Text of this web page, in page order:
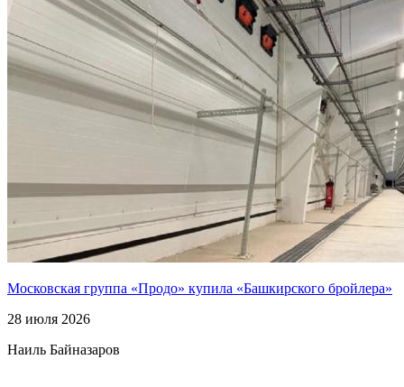
Московская группа «Продо» купила «Башкирского бройлера»
28 июля 2026
Наиль Байназаров